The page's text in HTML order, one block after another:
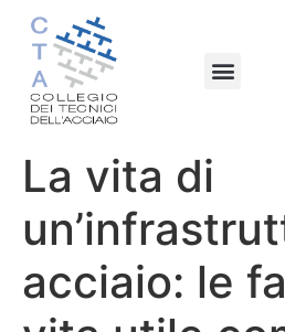
La vita di
acciaio: le